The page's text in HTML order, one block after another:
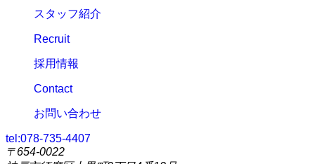
スタッフ紹介
Recruit
採用情報
Contact
お問い合わせ
tel:078-735-4407
〒654-0022